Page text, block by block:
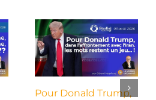
Pour Donald Trump,